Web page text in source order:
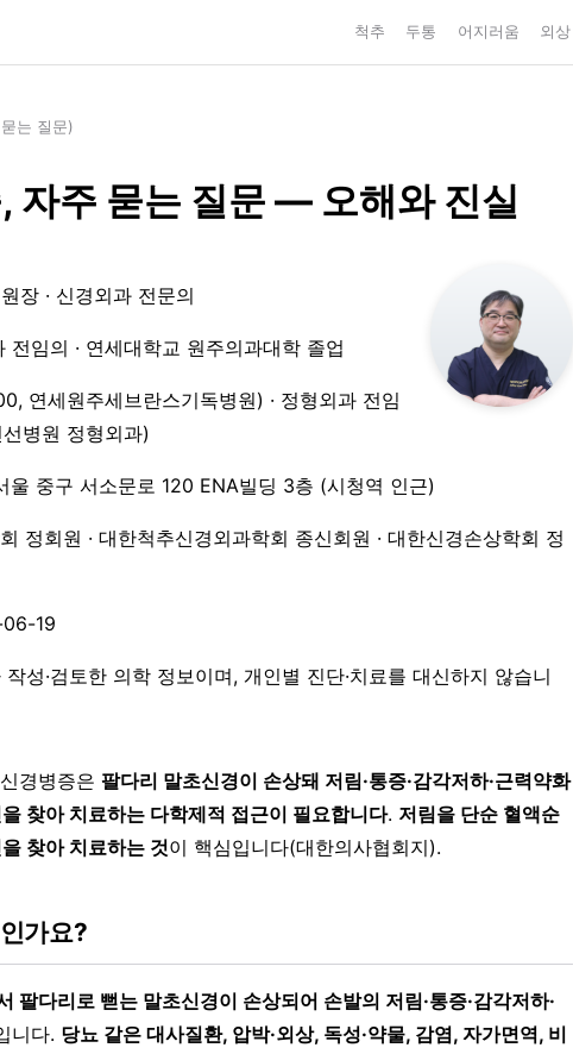
척추 두통 어지러움 외상
는 질문)
자주 묻는 질문 — 오해와 진실
장 · 신경외과 전문의
전임의 · 연세대학교 원주의과대학 졸업
연세원주세브란스기독병원) · 정형외과 전임
병원 정형외과)
울 중구 서소문로 120 ENA빌딩 3층 (시청역 인근)
정회원 · 대한척추신경외과학회 종신회원 · 대한신경손상학회 정
19
성·검토한 의학 정보이며, 개인별 진단·치료를 대신하지 않습니
경병증은 팔다리 말초신경이 손상돼 저림·통증·감각저하·근력약화
찾아 치료하는 다학제적 접근이 필요합니다. 저림을 단순 혈액순
찾아 치료하는 것이 핵심입니다(대한의사협회지).
가요?
팔다리로 뻗는 말초신경이 손상되어 손발의 저림·통증·감각저하·
니다. 당뇨 같은 대사질환, 압박·외상, 독성·약물, 감염, 자가면역, 비